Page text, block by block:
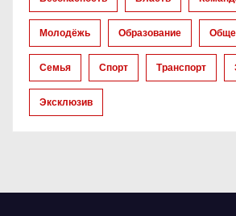
п
и
с
я
Молодёжь Образование
Семья Спорт Транспорт
Эксклюзив